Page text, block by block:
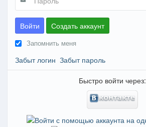
Войти Создать аккаунт
Запомнить меня
Забыт логин Забыт пароль
Быстро войти через: